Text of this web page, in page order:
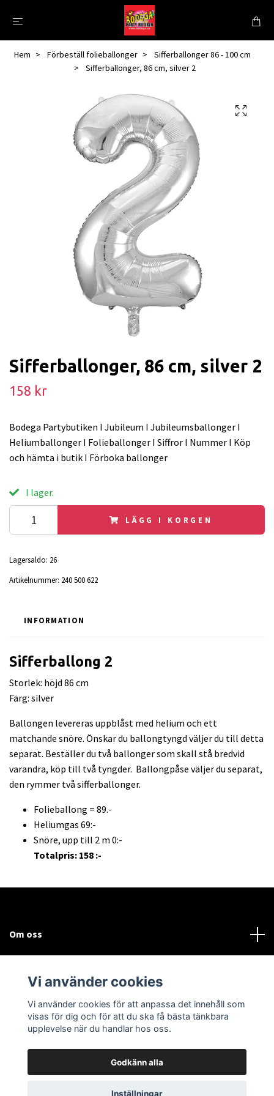
Hem Förbeställ folieballonger
Sifferballonger 86 - 100 cm
Sifferballonger, 86 cm, silver 2
Sifferballonger, 86 cm, silver 2
158 kr
Bodega Partybutiken I Jubileum I Jubileumsballonger I
Heliumballonger I Folieballonger I Siffror I Nummer I Köp
och hämta i butik I Förboka ballonger
I lager.
LÄGG I KORGEN
Lagersaldo: 26
Artikelnummer: 240 500 622
INFORMATION
Sifferballong 2
Storlek: höjd 86 cm
Färg: silver
Ballongen levereras uppblåst med helium och ett
matchande snöre. Önskar du ballongtyngd väljer du till detta
separat. Beställer du två ballonger som skall stå bredvid
varandra, köp till två tyngder. Ballongpåse väljer du separat,
den rymmer två sifferballonger.
Folieballong = 89.-
Heliumgas 69:-
Snöre, upp till 2 m 0:-
Totalpris: 158 :-
Om oss
Sociala medier
© 2026 Bodega Partybutiken
Vi använder cookies
Vi använder cookies för att anpassa det innehåll som
visas för dig och för att du ska få bästa tänkbara
upplevelse när du handlar hos oss.
Godkänn alla
Inställningar